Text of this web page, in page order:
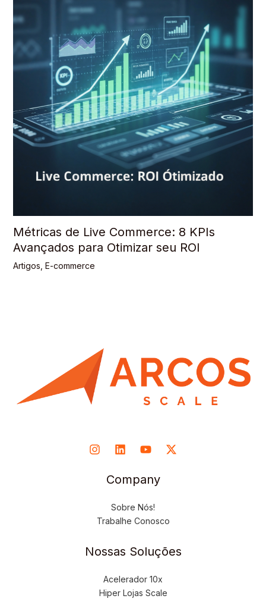
Métricas de Live Commerce: 8 KPIs
Avançados para Otimizar seu ROI
Artigos E-commerce
Company
Sobre Nós!
Trabalhe Conosco
Nossas Soluções
Acelerador 10x
Hiper Lojas Scale